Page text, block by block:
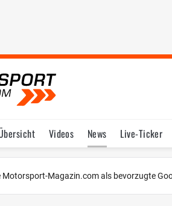
Videos News Live-Ticker
Fahrer & Teams
Bilder Termine
Motorsport-Magazin.com als bevorzugte